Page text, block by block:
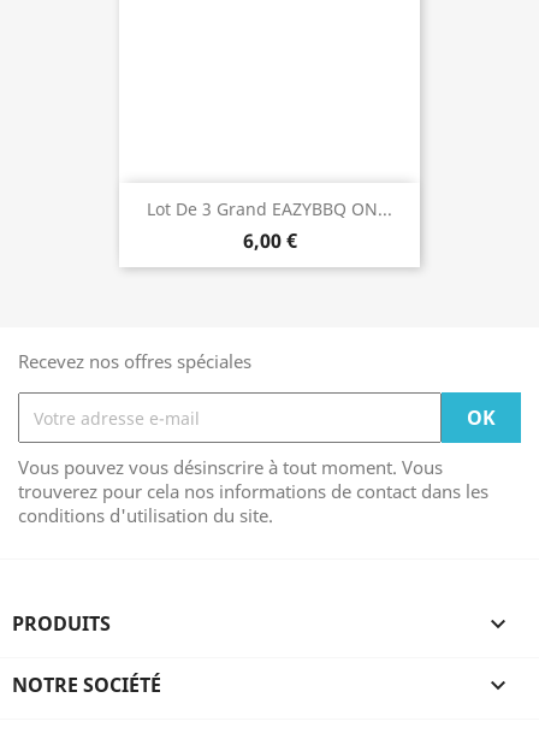
Lot De 3 Grand EAZYBBQ ON...
6,00 €
Recevez nos offres spéciales
Vous pouvez vous désinscrire à tout moment. Vous
trouverez pour cela nos informations de contact dans les
conditions d'utilisation du site.
PRODUITS 
NOTRE SOCIÉTÉ 